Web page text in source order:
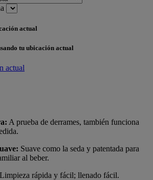
actual
tu ubicación actual
actual
A prueba de derrames, también funciona
Suave como la seda y patentada para
al beber.
Limpieza rápida y fácil; llenado fácil.